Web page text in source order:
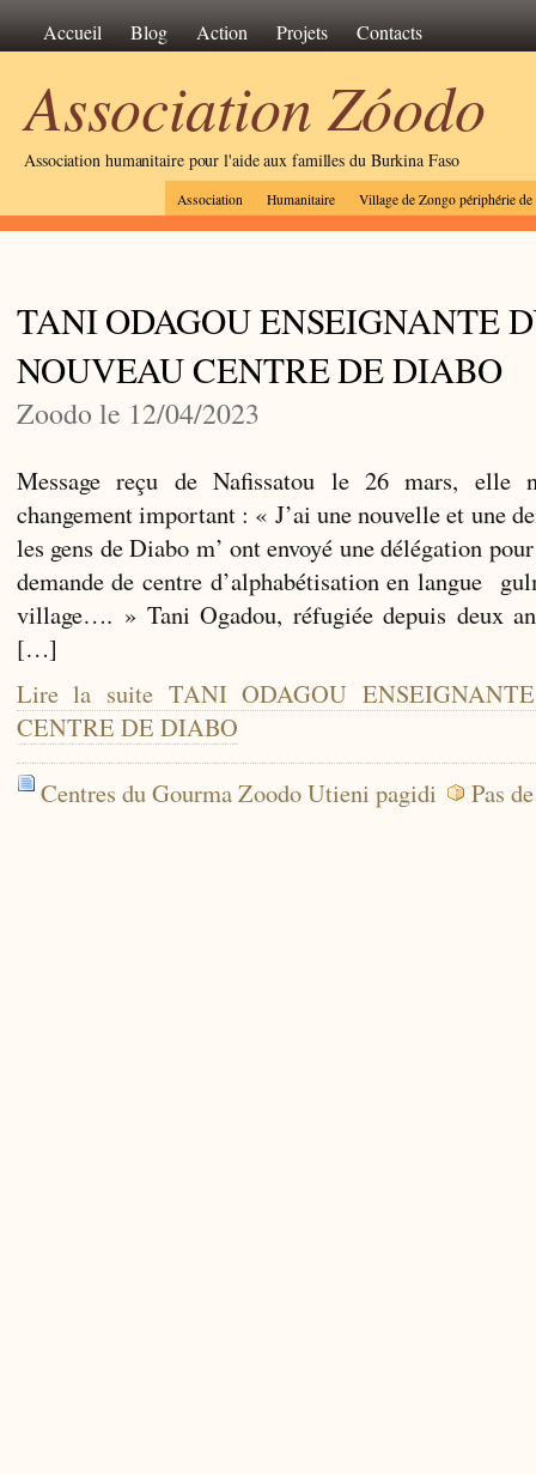
Accueil Blog Action Projets Contacts
Association Zóodo
Association humanitaire pour l'aide aux familles du Burkina Faso
Association Humanitaire Village de Zongo périphérie de
TANI ODAGOU ENSEIGNANTE
NOUVEAU CENTRE DE DIABO
Zoodo le 12/04/2023
Message reçu de Nafissatou le 26 mars, elle
changement important : « J’ai une nouvelle et une
les gens de Diabo m’ ont envoyé une délégation
demande de centre d’alphabétisation en langue
village…. » Tani Ogadou, réfugiée depuis deux
[…]
Lire la suite TANI ODAGOU
CENTRE DE DIABO
Centres du Gourma Zoodo Utieni pagidi
Pas